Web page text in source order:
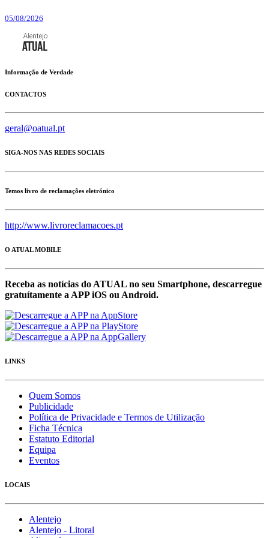
05/08/2026
Informação de Verdade
CONTACTOS
geral@oatual.pt
SIGA-NOS NAS REDES SOCIAIS
Temos livro de reclamações eletrónico
http://www.livroreclamacoes.pt
O ATUAL MOBILE
Receba as notícias do ATUAL no seu Smartphone, descarregue
gratuítamente a APP iOS ou Android.
LINKS
Quem Somos
Publicidade
Política de Privacidade e Termos de Utilização
Ficha Técnica
Estatuto Editorial
Equipa
Eventos
LOCAIS
Alentejo
Alentejo - Litoral